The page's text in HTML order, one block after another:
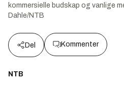
kommersielle budskap og vanlige
Dahle/NTB
Del Kommenter
NTB